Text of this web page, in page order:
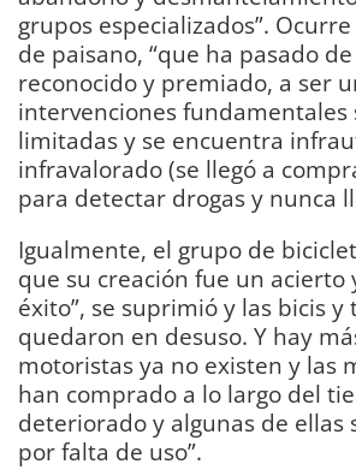
grupos especializados”.
de paisano, “que ha pasado
reconocido y premiado, a ser
intervenciones fundamentales
limitadas y se encuentra
infravalorado (se llegó a
para detectar drogas y nunca
Igualmente, el grupo de
que su creación fue un acierto
éxito”, se suprimió y las bicis
quedaron en desuso. Y hay
motoristas ya no existen y las
han comprado a lo largo del
deteriorado y algunas de ellas
por falta de uso”.